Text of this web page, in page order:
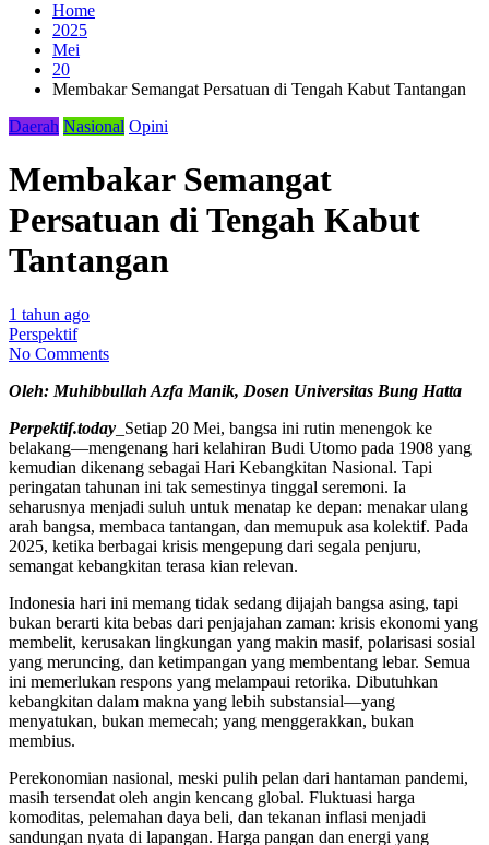
Home
2025
Mei
20
Membakar Semangat Persatuan di Tengah Kabut Tantangan
Daerah Nasional Opini
Membakar Semangat
Persatuan di Tengah Kabut
Tantangan
1 tahun ago
Perspektif
No Comments
Oleh: Muhibbullah Azfa Manik, Dosen Universitas Bung Hatta
Perpektif.today _Setiap 20 Mei, bangsa ini rutin menengok ke
belakang—mengenang hari kelahiran Budi Utomo pada 1908 yang
kemudian dikenang sebagai Hari Kebangkitan Nasional. Tapi
peringatan tahunan ini tak semestinya tinggal seremoni. Ia
seharusnya menjadi suluh untuk menatap ke depan: menakar ulang
arah bangsa, membaca tantangan, dan memupuk asa kolektif. Pada
2025, ketika berbagai krisis mengepung dari segala penjuru,
semangat kebangkitan terasa kian relevan.
Indonesia hari ini memang tidak sedang dijajah bangsa asing, tapi
bukan berarti kita bebas dari penjajahan zaman: krisis ekonomi yang
membelit, kerusakan lingkungan yang makin masif, polarisasi sosial
yang meruncing, dan ketimpangan yang membentang lebar. Semua
ini memerlukan respons yang melampaui retorika. Dibutuhkan
kebangkitan dalam makna yang lebih substansial—yang
menyatukan, bukan memecah; yang menggerakkan, bukan
membius.
Perekonomian nasional, meski pulih pelan dari hantaman pandemi,
masih tersendat oleh angin kencang global. Fluktuasi harga
komoditas, pelemahan daya beli, dan tekanan inflasi menjadi
sandungan nyata di lapangan. Harga pangan dan energi yang